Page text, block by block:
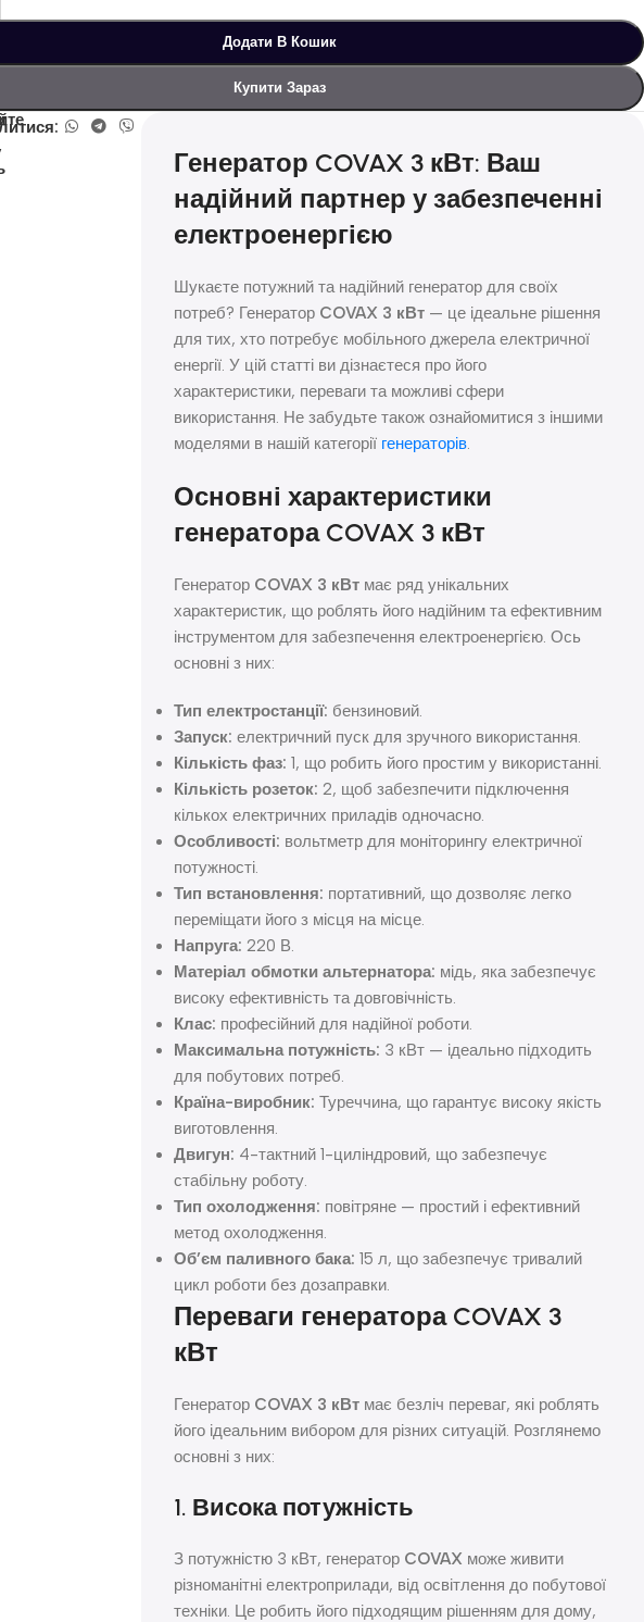
Додати В Кошик
Купити Зараз
Генератор COVAX 3 кВт: Ваш
надійний партнер у забезпеченні
електроенергією
Шукаєте потужний та надійний генератор для своїх
потреб? Генератор COVAX 3 кВт— це ідеальне рішення
для тих, хто потребує мобільного джерела електричної
енергії. У цій статті ви дізнаєтеся про його
характеристики, переваги та можливі сфери
використання. Не забудьте також ознайомитися з іншими
моделями в нашій категорії генераторів.
Основні характеристики
генератора COVAX 3 кВт
Генератор COVAX 3 кВтмає ряд унікальних
характеристик, що роблять його надійним та ефективним
інструментом для забезпечення електроенергією. Ось
основні з них:
Тип електростанції: бензиновий.
Запуск: електричний пуск для зручного використання.
Кількість фаз: 1, що робить його простим у використанні.
Кількість розеток: 2, щоб забезпечити підключення
кількох електричних приладів одночасно.
Особливості: вольтметр для моніторингу електричної
потужності.
Тип встановлення: портативний, що дозволяє легко
переміщати його з місця на місце.
Напруга: 220 В.
Матеріал обмотки альтернатора: мідь, яка забезпечує
високу ефективність та довговічність.
Клас: професійний для надійної роботи.
Максимальна потужність: 3 кВт — ідеально підходить
для побутових потреб.
Країна-виробник: Туреччина, що гарантує високу якість
виготовлення.
Двигун: 4-тактний 1-циліндровий, що забезпечує
стабільну роботу.
Тип охолодження: повітряне — простий і ефективний
метод охолодження.
Об’єм паливного бака: 15 л, що забезпечує тривалий
цикл роботи без дозаправки.
Переваги генератора COVAX 3
кВт
Генератор COVAX 3 кВтмає безліч переваг, які роблять
його ідеальним вибором для різних ситуацій. Розглянемо
основні з них:
1. Висока потужність
З потужністю 3 кВт, генератор COVAX може живити
різноманітні електроприлади, від освітлення до побутової
техніки. Це робить його підходящим рішенням для дому,